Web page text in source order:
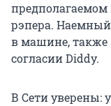
предполагаемом
рэпера.
в машине, также
согласии Diddy.
В Сети уверены: